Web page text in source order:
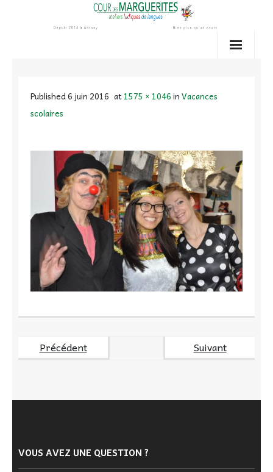
Published6 juin 2016 at 1575 × 1046inVacances
scolaires
Précédent Suivant
VOUS AVEZ UNE QUESTION ?